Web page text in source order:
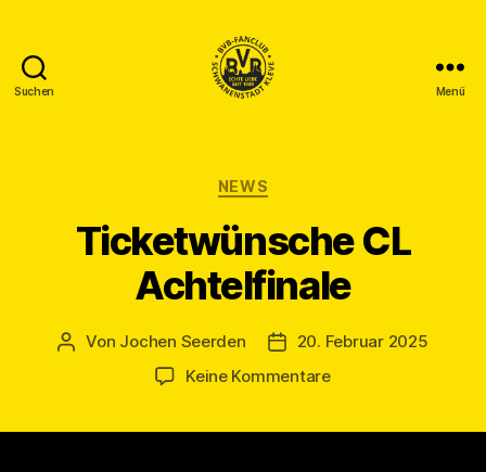
Suchen
Kleve
Menü
Kategorien
NEWS
Ticketwünsche CL
Achtelfinale
Beitragsautor
Von Jochen Seerden Veröffentlichungsdatum
20. Februar 2025
Keine Kommentarezu